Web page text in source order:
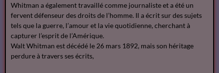
Whitman a également travaillé comme journaliste et a été un
fervent défenseur des droits de l’homme. Il a écrit sur des sujets
tels que la guerre, l’amour et la vie quotidienne, cherchant à
capturer l’esprit de l’Amérique.
Walt Whitman est décédé le 26 mars 1892, mais son héritage
perdure à travers ses écrits,